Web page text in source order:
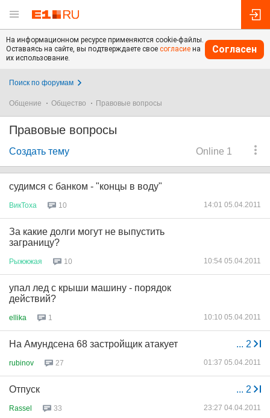
На информационном ресурсе применяются cookie-файлы.
Оставаясь на сайте, вы подтверждаете свое согласие на
их использование.
Согласен
Поиск по форумам
Общение Общество Правовые вопросы
Правовые вопросы
Online 1
Создать тему
судимся с банком - "концы в воду"
ВикТоха 10 14:01 05.04.2011
За какие долги могут не выпустить
заграницу?
Рыжжжая 10 10:54 05.04.2011
упал лед с крыши машину - порядок
действий?
ellika 1 10:10 05.04.2011
... 2
На Амундсена 68 застройщик атакует
rubinov 27 01:37 05.04.2011
... 2
Отпуск
Rassel 33 23:27 04.04.2011